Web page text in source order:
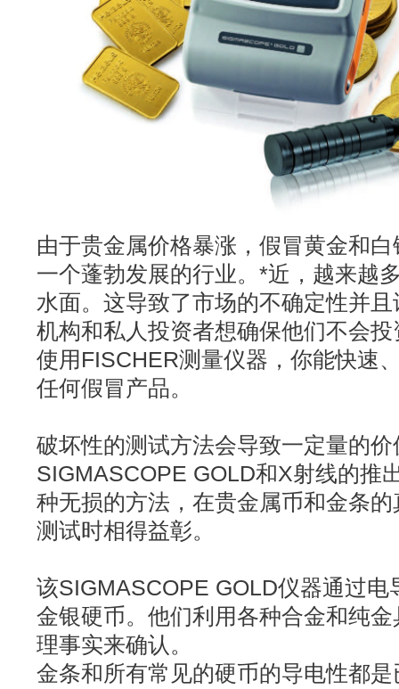
由于贵金属价格暴涨，假冒黄金和
一个蓬勃发展的行业。*近，越来越
水面。这导致了市场的不确定性并
机构和私人投资者想确保他们不会
使用FISCHER测量仪器，你能快速
任何假冒产品。
破坏性的测试方法会导致一定量的
SIGMASCOPE GOLD和X射线的推
种无损的方法，在贵金属币和金条
测试时相得益彰。
该SIGMASCOPE GOLD仪器通过电
金银硬币。他们利用各种合金和纯
理事实来确认。
金条和所有常见的硬币的导电性都